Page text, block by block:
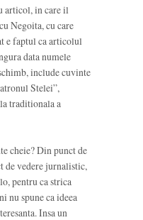
articol, in care il
Negoita, cu care
e faptul ca articolul
data numele
include cuvinte
Stelei”,
traditionala a
cheie? Din punct de
de vedere jurnalistic,
pentru ca strica
nu spune ca ideea
Insa un